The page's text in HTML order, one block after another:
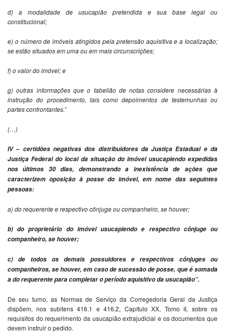
d) a modalidade de usucapião pretendida e sua base legal ou
constitucional;
e) o número de imóveis atingidos pela pretensão aquisitiva e a localização;
se estão situados em uma ou em mais circunscrições;
f) o valor do imóvel; e
g) outras informações que o tabelião de notas considere necessárias à
instrução do procedimento, tais como depoimentos de testemunhas ou
partes confrontantes.”
(…)
IV – certidões negativas dos distribuidores da Justiça Estadual e da
Justiça Federal do local da situação do imóvel usucapiendo expedidas
nos últimos 30 dias, demonstrando a inexistência de ações que
caracterizem oposição à posse do imóvel, em nome das seguintes
pessoas:
a) do requerente e respectivo cônjuge ou companheiro, se houver;
b) do proprietário do imóvel usucapiendo e respectivo cônjuge ou
companheiro, se houver;
c) de todos os demais possuidores e respectivos cônjuges ou
companheiros, se houver, em caso de sucessão de posse, que é somada
a do requerente para completar o período aquisitivo da usucapião”.
De seu turno, as Normas de Serviço da Corregedoria Geral da Justiça
dispõem, nos subitens 416.1 e 416.2, Capítulo XX, Tomo II, sobre os
requisitos do requerimento da usucapião extrajudicial e os documentos que
devem instruir o pedido.